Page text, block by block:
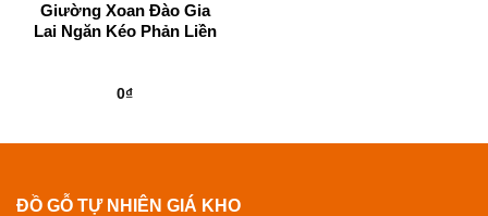
Giường Xoan Đào Gia
Lai Ngăn Kéo Phản Liền
0₫
ĐỒ GỖ TỰ NHIÊN GIÁ KHO